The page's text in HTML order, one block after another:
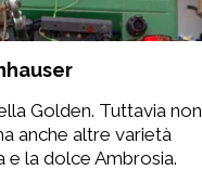
Golden. Tuttavia non
anche altre varietà
e la dolce Ambrosia.